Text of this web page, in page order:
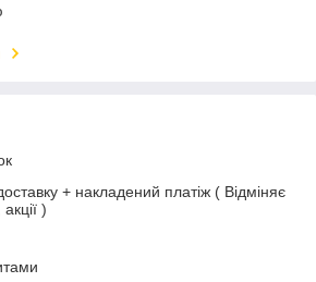
+ накладений платіж ( Відміняє
)